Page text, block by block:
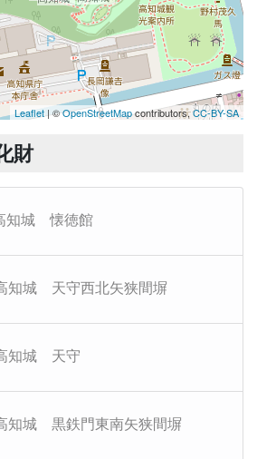
Leaflet | ©OpenStreetMapcontributors,CC-BY-SA
財
知城 懐徳館
知城 天守西北矢狭間塀
知城 天守
知城 黒鉄門東南矢狭間塀